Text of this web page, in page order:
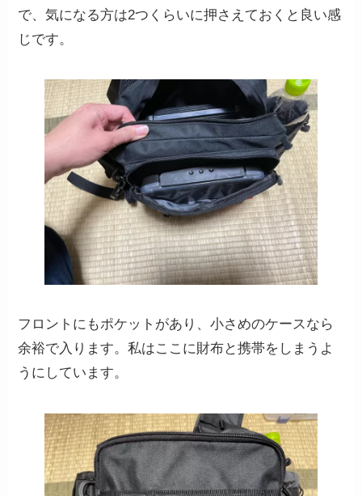
で、気になる方は2つくらいに押さえておくと良い感
じです。
フロントにもポケットがあり、小さめのケースなら
余裕で入ります。私はここに財布と携帯をしまうよ
うにしています。